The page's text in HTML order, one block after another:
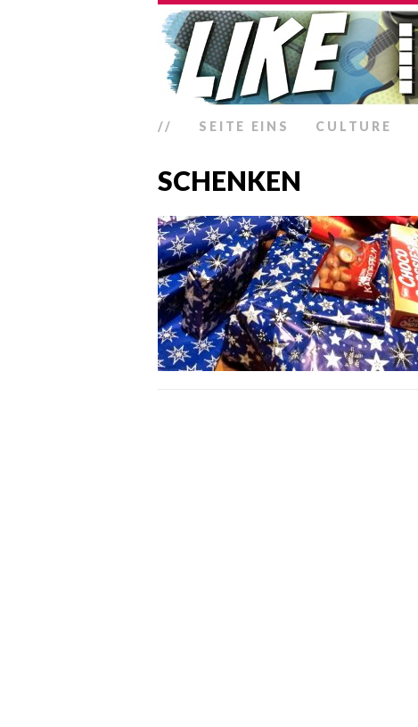
// SEITE EINS CULTURE
SCHENKEN